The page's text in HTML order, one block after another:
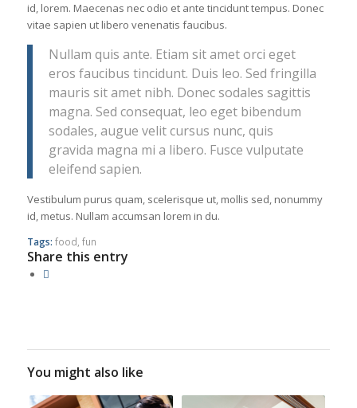
id, lorem. Maecenas nec odio et ante tincidunt tempus. Donec
vitae sapien ut libero venenatis faucibus.
Nullam quis ante. Etiam sit amet orci eget
eros faucibus tincidunt. Duis leo. Sed fringilla
mauris sit amet nibh. Donec sodales sagittis
magna. Sed consequat, leo eget bibendum
sodales, augue velit cursus nunc, quis
gravida magna mi a libero. Fusce vulputate
eleifend sapien.
Vestibulum purus quam, scelerisque ut, mollis sed, nonummy
id, metus. Nullam accumsan lorem in du.
Tags: food fun
Share this entry
You might also like